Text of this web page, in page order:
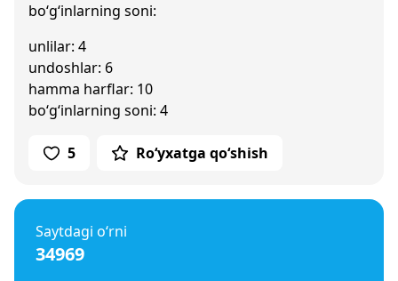
bo‘g‘inlarning soni:
unlilar: 4
undoshlar: 6
hamma harflar: 10
bo‘g‘inlarning soni: 4
5 Ro‘yxatga qo‘shish
Saytdagi o‘rni
34969